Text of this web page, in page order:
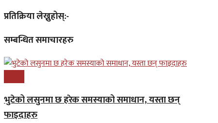
प्रतिक्रिया लेख्नुहोस्:-
सम्बन्धित समाचारहरु
भुटेको लसुनमा छ हरेक समस्याको समाधान, यस्ता छन्
फाइदाहरु